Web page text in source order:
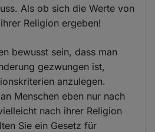
Als ob sich die Werte von
Religion ergeben!
bewusst sein, dass man
gezwungen ist,
anzulegen.
Menschen eben nur nach
nach ihrer Religion
Sie ein Gesetz für